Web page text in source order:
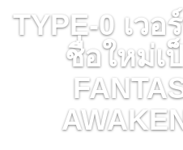
TYPE-0 เว
ชื่อใหม่เ